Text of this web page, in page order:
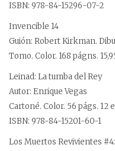
ISBN: 978-84-15296-07-2
Invencible 14
Guión: Robert Kirkman.
Tomo. Color. 168 págns.
Leinad: La tumba del Rey
Autor: Enrique Vegas
Cartoné. Color. 56 págs. 12
ISBN: 978-84-15201-60-1
Los Muertos Revivientes